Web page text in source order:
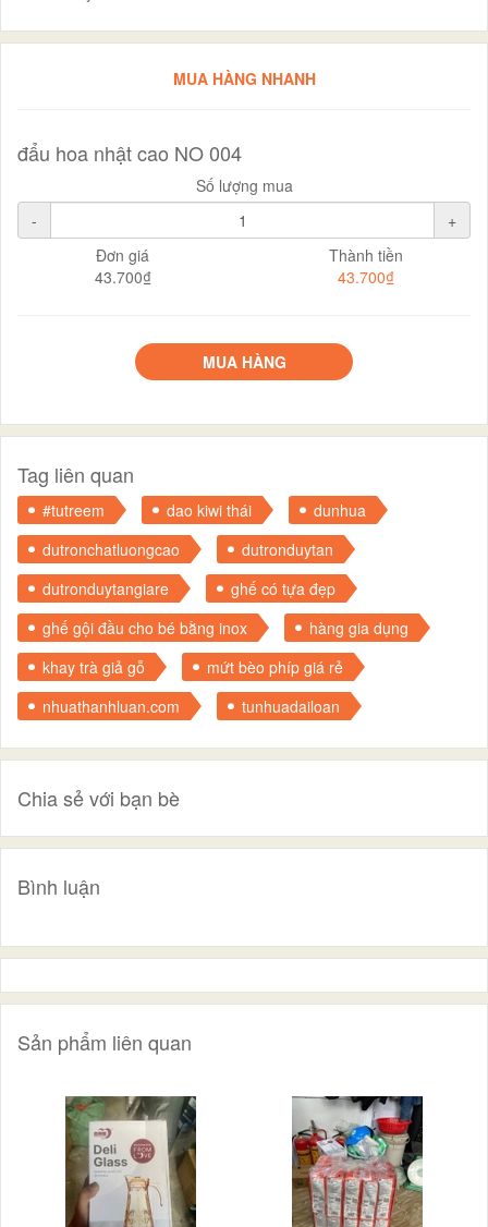
MUA HÀNG NHANH
đẩu hoa nhật cao NO 004
Số lượng mua
-
+
Đơn giá
43.700₫
Thành tiền
43.700₫
MUA HÀNG
Tag liên quan
#tutreem dao kiwi thái
dunhua
dutronchatluongcao
dutronduytan
dutronduytangiare
ghế có tựa đẹp
ghế gội đầu cho bé bằng inox
hàng gia dụng
khay trà giả gỗ
mứt bèo phíp giá rẻ
nhuathanhluan.com
tunhuadailoan
Chia sẻ với bạn bè
Bình luận
Sản phẩm liên quan